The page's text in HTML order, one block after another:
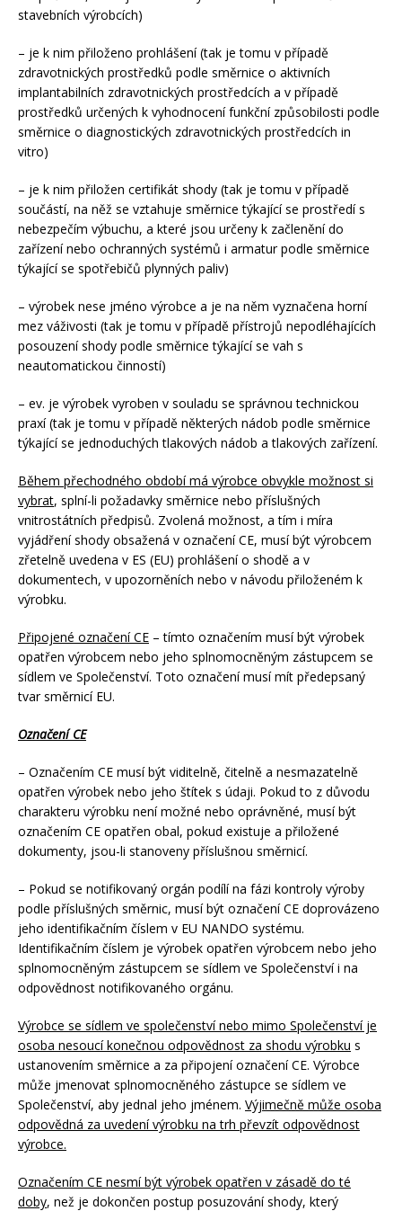
stavebních výrobcích)
– je k nim přiloženo prohlášení (tak je tomu v případě
zdravotnických prostředků podle směrnice o aktivních
implantabilních zdravotnických prostředcích a v případě
prostředků určených k vyhodnocení funkční způsobilosti podle
směrnice o diagnostických zdravotnických prostředcích in
vitro)
– je k nim přiložen certifikát shody (tak je tomu v případě
součástí, na něž se vztahuje směrnice týkající se prostředí s
nebezpečím výbuchu, a které jsou určeny k začlenění do
zařízení nebo ochranných systémů i armatur podle směrnice
týkající se spotřebičů plynných paliv)
– výrobek nese jméno výrobce a je na něm vyznačena horní
mez váživosti (tak je tomu v případě přístrojů nepodléhajících
posouzení shody podle směrnice týkající se vah s
neautomatickou činností)
– ev. je výrobek vyroben v souladu se správnou technickou
praxí (tak je tomu v případě některých nádob podle směrnice
týkající se jednoduchých tlakových nádob a tlakových zařízení.
Během přechodného období má výrobce obvykle možnost si
vybrat, splní-li požadavky směrnice nebo příslušných
vnitrostátních předpisů. Zvolená možnost, a tím i míra
vyjádření shody obsažená v označení CE, musí být výrobcem
zřetelně uvedena v ES (EU) prohlášení o shodě a v
dokumentech, v upozorněních nebo v návodu přiloženém k
výrobku.
Připojené označení CE – tímto označením musí být výrobek
opatřen výrobcem nebo jeho splnomocněným zástupcem se
sídlem ve Společenství. Toto označení musí mít předepsaný
tvar směrnicí EU.
Označení CE
– Označením CE musí být viditelně, čitelně a nesmazatelně
opatřen výrobek nebo jeho štítek s údaji. Pokud to z důvodu
charakteru výrobku není možné nebo oprávněné, musí být
označením CE opatřen obal, pokud existuje a přiložené
dokumenty, jsou-li stanoveny příslušnou směrnicí.
– Pokud se notifikovaný orgán podílí na fázi kontroly výroby
podle příslušných směrnic, musí být označení CE doprovázeno
jeho identifikačním číslem v EU NANDO systému.
Identifikačním číslem je výrobek opatřen výrobcem nebo jeho
splnomocněným zástupcem se sídlem ve Společenství i na
odpovědnost notifikovaného orgánu.
Výrobce se sídlem ve společenství nebo mimo Společenství je
osoba nesoucí konečnou odpovědnost za shodu výrobku s
ustanovením směrnice a za připojení označení CE. Výrobce
může jmenovat splnomocněného zástupce se sídlem ve
Společenství, aby jednal jeho jménem. Výjimečně může osoba
odpovědná za uvedení výrobku na trh převzít odpovědnost
výrobce.
Označením CE nesmí být výrobek opatřen v zásadě do té
doby, než je dokončen postup posuzování shody, který